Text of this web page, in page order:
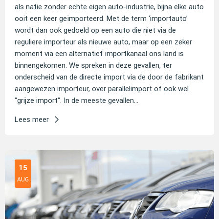
als natie zonder echte eigen auto-industrie, bijna elke auto
ooit een keer geïmporteerd. Met de term ‘importauto’
wordt dan ook gedoeld op een auto die niet via de
reguliere importeur als nieuwe auto, maar op een zeker
moment via een alternatief importkanaal ons land is
binnengekomen. We spreken in deze gevallen, ter
onderscheid van de directe import via de door de fabrikant
aangewezen importeur, over parallelimport of ook wel
"grijze import". In de meeste gevallen...
Lees meer
15
AUG